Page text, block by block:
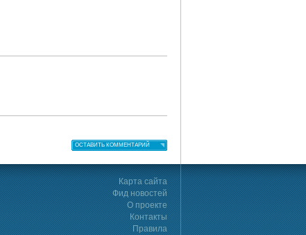
ОСТАВИТЬ КОММЕНТАРИЙ
Карта сайта
Фид новостей
О проекте
Контакты
Правила